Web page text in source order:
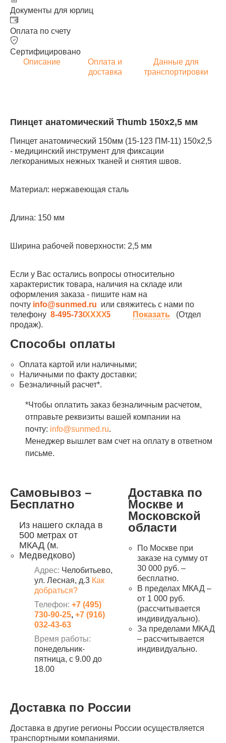
Документы для юрлиц
Оплата по счету
Сертифицировано
Описание
Оплата и
доставка
Данные для
транспортировки
Пинцет анатомический Thumb 150х2,5 мм
Пинцет анатомический 150мм (15-123 ПМ-11) 150х2,5
- медицинский инструмент для фиксации
легкоранимых нежных тканей и снятия швов.
Материал: нержавеющая сталь
Длина: 150 мм
Ширина рабочей поверхности: 2,5 мм
Если у Вас остались вопросы относительно
характеристик товара, наличия на складе или
оформления заказа - пишите нам на
почту info@sunmed.ru или свяжитесь с нами по
телефону 8-495-730-90-25 Показать (Отдел
продаж).
Способы оплаты
Оплата картой или наличными;
Наличными по факту доставки;
Безналичный расчет*.
*Чтобы оплатить заказ безналичным расчетом,
отправьте реквизиты вашей компании на
почту: info@sunmed.ru.
Менеджер вышлет вам счет на оплату в ответном
письме.
Самовывоз –
Бесплатно
Из нашего склада в
500 метрах от
МКАД (м.
Медведково)
Адрес: Челобитьево,
ул. Лесная, д.3 Как
добраться?
Телефон: +7 (495)
730-90-25, +7 (916)
032-43-63
Время работы:
понедельник-
пятница, с 9.00 до
18.00
Доставка по
Москве и
Московской
области
По Москве при
заказе на сумму от
30 000 руб. –
бесплатно.
В пределах МКАД –
от 1 000 руб.
(рассчитывается
индивидуально).
За пределами МКАД
– рассчитывается
индивидуально.
Доставка по России
Доставка в другие регионы России осуществляется
транспортными компаниями.